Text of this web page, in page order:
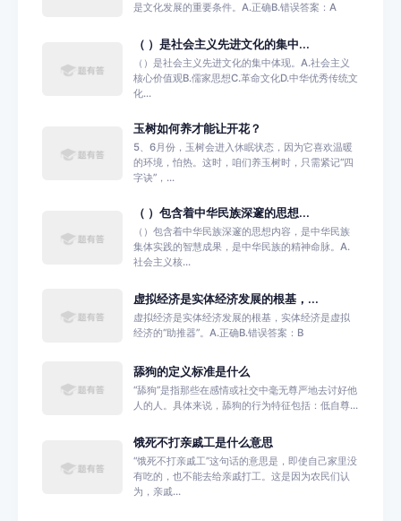
是文化发展的重要条件。A.正确B.错误答案：A
（ ）是社会主义先进文化的集中...
（）是社会主义先进文化的集中体现。A.社会主义
核心价值观B.儒家思想C.革命文化D.中华优秀传统文
化...
玉树如何养才能让开花？
5、6月份，玉树会进入休眠状态，因为它喜欢温暖
的环境，怕热。这时，咱们养玉树时，只需紧记“四
字诀”，...
（ ）包含着中华民族深邃的思想...
（）包含着中华民族深邃的思想内容，是中华民族
集体实践的智慧成果，是中华民族的精神命脉。A.
社会主义核...
虚拟经济是实体经济发展的根基，...
虚拟经济是实体经济发展的根基，实体经济是虚拟
经济的“助推器”。A.正确B.错误答案：B
舔狗的定义标准是什么
‌“舔狗”是指那些在感情或社交中毫无尊严地去讨好他
人的人。‌具体来说，舔狗的行为特征包括：‌‌低自尊...
饿死不打亲戚工是什么意思
“饿死不打亲戚工”这句话的意思是，即使自己家里没
有吃的，也不能去给亲戚打工。这是因为农民们认
为，亲戚...